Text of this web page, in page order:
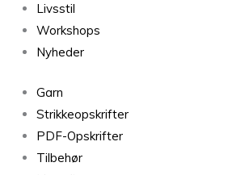
Livsstil
Workshops
Nyheder
Garn
Strikkeopskrifter
PDF-Opskrifter
Tilbehør
antal